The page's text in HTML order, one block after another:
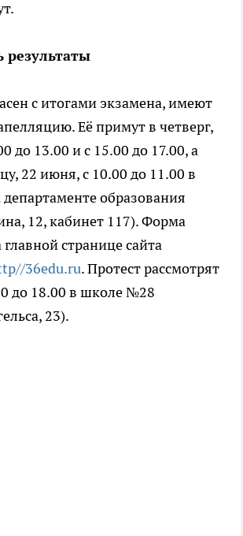
результаты
с итогами экзамена, имеют
Её примут в четверг,
до 13.00 и с 15.00 до 17.00, а
22 июня, с 10.00 до 11.00 в
образования
12, кабинет 117). Форма
главной странице сайта
36edu.ru. Протест рассмотрят
до 18.00 в школе №28
23).